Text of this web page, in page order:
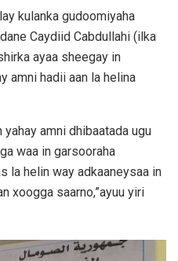
kulanka gudoomiyaha
Caydiid Cabdullahi (ilka
ayaa sheegay in
amni hadii aan la helina
yahay amni dhibaatada ugu
waa in garsooraha
la helin way adkaaneysaa in
xoogga saarno,”ayuu yiri